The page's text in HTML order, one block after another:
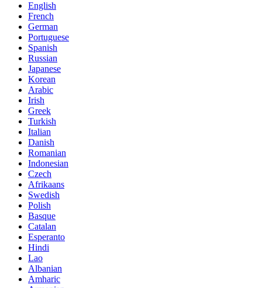
English
French
German
Portuguese
Spanish
Russian
Japanese
Korean
Arabic
Irish
Greek
Turkish
Italian
Danish
Romanian
Indonesian
Czech
Afrikaans
Swedish
Polish
Basque
Catalan
Esperanto
Hindi
Lao
Albanian
Amharic